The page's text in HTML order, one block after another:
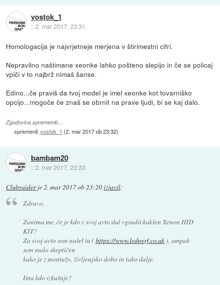
vostok_1
::2. mar 2017, 23:31
Homologacija je najvrjetneje merjena v štirimestni cifri.
Nepravilno naštimane xeonke lahko pošteno slepijo in če se policaj
vpiči v to najbrž nimaš šanse.
Edino...če praviš da tvoj model je imel xeonke kot tovarniško
opcijo...mogoče če znaš se obrnit na prave ljudi, bi se kaj dalo.
Zgodovina sprememb…
spremenil:vostok_1 (2. mar 2017 ob 23:32)
bambam20
::2. mar 2017, 23:33
Clubraiderje2. mar 2017 ob 23:20izjavil:
Zdravo.
Zanima me, če je kdo v svoj avto dal vgradit kakšen Xenon HID
KIT?
Za svoj avto sem našel tu ( https://www.ledperf.co.uk), ampak
sem malo skeptičen
kako je z montažo, življenjsko dobo in tako dalje.
Ima kdo izkušnje?